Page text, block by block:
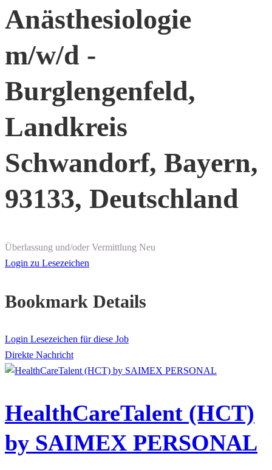
Anästhesiologie
m/w/d -
Burglengenfeld,
Landkreis
Schwandorf, Bayern,
93133, Deutschland
Überlassung und/oder Vermittlung Neu
Login zu Lesezeichen
Bookmark Details
Login Lesezeichen für diese Job
Direkte Nachricht
HealthCareTalent (HCT)
by SAIMEX PERSONAL